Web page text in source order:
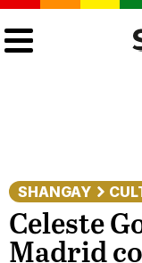
SHANGAY
Celeste
Madrid